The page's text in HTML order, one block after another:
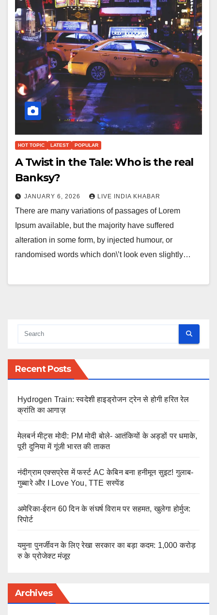
HOT TOPIC LATEST POPULAR
A Twist in the Tale: Who is the real
Banksy?
JANUARY 6, 2026 LIVE INDIA KHABAR
There are many variations of passages of Lorem
Ipsum available, but the majority have suffered
alteration in some form, by injected humour, or
randomised words which don\’t look even slightly…
Recent Posts
Hydrogen Train: स्वदेशी हाइड्रोजन ट्रेन से होगी हरित रेल
क्रांति का आगाज़
मेलबर्न मीट्स मोदी: PM मोदी बोले- आतंकियों के अड्डों पर धमाके,
पूरी दुनिया में गूंजी भारत की ताकत
नंदीग्राम एक्सप्रेस में फर्स्ट AC केबिन बना हनीमून सुइट! गुलाब-
गुब्बारे और I Love You, TTE सस्पेंड
अमेरिका-ईरान 60 दिन के संघर्ष विराम पर सहमत, खुलेगा होर्मुज:
रिपोर्ट
यमुना पुनर्जीवन के लिए रेखा सरकार का बड़ा कदम: 1,000 करोड़
रु के प्रोजेक्ट मंजूर
Archives